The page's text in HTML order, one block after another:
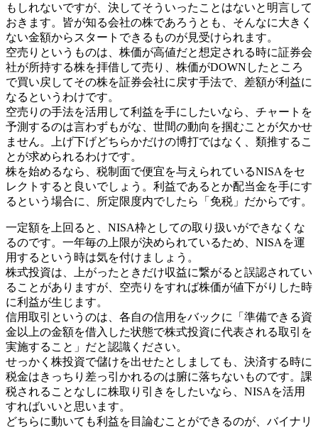
もしれないですが、決してそういったことはないと明言して
おきます。皆が知る会社の株であろうとも、そんなに大きく
ない金額からスタートできるものが見受けられます。
空売りというものは、株価が高値だと想定される時に証券会
社が所持する株を拝借して売り、株価がDOWNしたところ
で買い戻してその株を証券会社に戻す手法で、差額が利益に
なるというわけです。
空売りの手法を活用して利益を手にしたいなら、チャートを
予測するのは言わずもがな、世間の動向を掴むことが欠かせ
ません。上げ下げどちらかだけの博打ではなく、類推するこ
とが求められるわけです。
株を始めるなら、税制面で便宜を与えられているNISAをセ
レクトすると良いでしょう。利益であるとか配当金を手にす
るという場合に、所定限度内でしたら「免税」だからです。
一定額を上回ると、NISA枠としての取り扱いができなくな
るのです。一年毎の上限が決められているため、NISAを運
用するという時は気を付けましょう。
株式投資は、上がったときだけ収益に繋がると誤認されてい
ることがありますが、空売りをすれば株価が値下がりした時
に利益が生じます。
信用取引というのは、各自の信用をバックに「準備できる資
金以上の金額を借入した状態で株式投資に代表される取引を
実施すること」だと認識ください。
せっかく株投資で儲けを出せたとしましても、決済する時に
税金はきっちり差っ引かれるのは腑に落ちないものです。課
税されることなしに株取り引きをしたいなら、NISAを活用
すればいいと思います。
どちらに動いても利益を目論むことができるのが、バイナリ